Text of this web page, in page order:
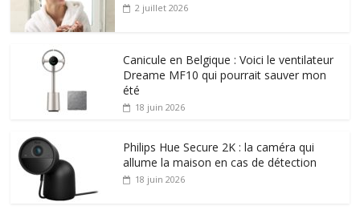
2 juillet 2026
Canicule en Belgique : Voici le ventilateur
Dreame MF10 qui pourrait sauver mon
été
18 juin 2026
Philips Hue Secure 2K : la caméra qui
allume la maison en cas de détection
18 juin 2026